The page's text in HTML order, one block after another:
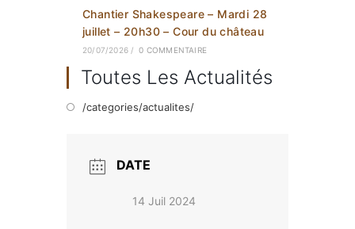
Chantier Shakespeare – Mardi 28
juillet – 20h30 – Cour du château
20/07/2026 / 0 COMMENTAIRE
Toutes Les Actualités
/categories/actualites/
DATE
14 Juil 2024